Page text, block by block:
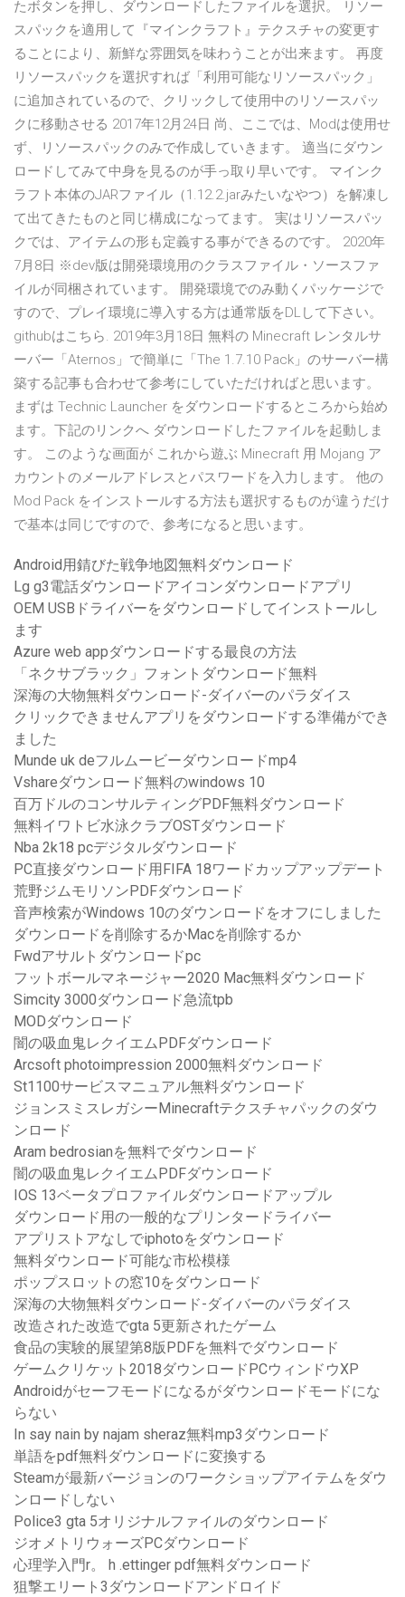
たボタンを押し、ダウンロードしたファイルを選択。 リソー
スパックを適用して『マインクラフト』テクスチャの変更す
ることにより、新鮮な雰囲気を味わうことが出来ます。 再度
リソースパックを選択すれば「利用可能なリソースパック」
に追加されているので、クリックして使用中のリソースパッ
クに移動させる 2017年12月24日 尚、ここでは、Modは使用せ
ず、リソースパックのみで作成していきます。 適当にダウン
ロードしてみて中身を見るのが手っ取り早いです。 マインク
ラフト本体のJARファイル（1.12.2.jarみたいなやつ）を解凍し
て出てきたものと同じ構成になってます。 実はリソースパッ
クでは、アイテムの形も定義する事ができるのです。 2020年
7月8日 ※dev版は開発環境用のクラスファイル・ソースファ
イルが同梱されています。 開発環境でのみ動くパッケージで
すので、プレイ環境に導入する方は通常版をDLして下さい。
githubはこちら. 2019年3月18日 無料の Minecraft レンタルサ
ーバー「Aternos」で簡単に「The 1.7.10 Pack」のサーバー構
築する記事も合わせて参考にしていただければと思います。
まずは Technic Launcher をダウンロードするところから始め
ます。下記のリンクへ ダウンロードしたファイルを起動しま
す。 このような画面が これから遊ぶ Minecraft 用 Mojang ア
カウントのメールアドレスとパスワードを入力します。 他の
Mod Pack をインストールする方法も選択するものが違うだけ
で基本は同じですので、参考になると思います。
Android用錆びた戦争地図無料ダウンロード
Lg g3電話ダウンロードアイコンダウンロードアプリ
OEM USBドライバーをダウンロードしてインストールし
ます
Azure web appダウンロードする最良の方法
「ネクサブラック」フォントダウンロード無料
深海の大物無料ダウンロード-ダイバーのパラダイス
クリックできませんアプリをダウンロードする準備ができ
ました
Munde uk deフルムービーダウンロードmp4
Vshareダウンロード無料のwindows 10
百万ドルのコンサルティングPDF無料ダウンロード
無料イワトビ水泳クラブOSTダウンロード
Nba 2k18 pcデジタルダウンロード
PC直接ダウンロード用FIFA 18ワードカップアップデート
荒野ジムモリソンPDFダウンロード
音声検索がWindows 10のダウンロードをオフにしました
ダウンロードを削除するかMacを削除するか
Fwdアサルトダウンロードpc
フットボールマネージャー2020 Mac無料ダウンロード
Simcity 3000ダウンロード急流tpb
MODダウンロード
闇の吸血鬼レクイエムPDFダウンロード
Arcsoft photoimpression 2000無料ダウンロード
St1100サービスマニュアル無料ダウンロード
ジョンスミスレガシーMinecraftテクスチャパックのダウ
ンロード
Aram bedrosianを無料でダウンロード
闇の吸血鬼レクイエムPDFダウンロード
IOS 13ベータプロファイルダウンロードアップル
ダウンロード用の一般的なプリンタードライバー
アプリストアなしでiphotoをダウンロード
無料ダウンロード可能な市松模様
ポップスロットの窓10をダウンロード
深海の大物無料ダウンロード-ダイバーのパラダイス
改造された改造でgta 5更新されたゲーム
食品の実験的展望第8版PDFを無料でダウンロード
ゲームクリケット2018ダウンロードPCウィンドウXP
Androidがセーフモードになるがダウンロードモードにな
らない
In say nain by najam sheraz無料mp3ダウンロード
単語をpdf無料ダウンロードに変換する
Steamが最新バージョンのワークショップアイテムをダウ
ンロードしない
Police3 gta 5オリジナルファイルのダウンロード
ジオメトリウォーズPCダウンロード
心理学入門r。 h .ettinger pdf無料ダウンロード
狙撃エリート3ダウンロードアンドロイド